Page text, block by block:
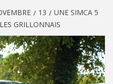
13
UNE SIMCA 5
GRILLONNAIS